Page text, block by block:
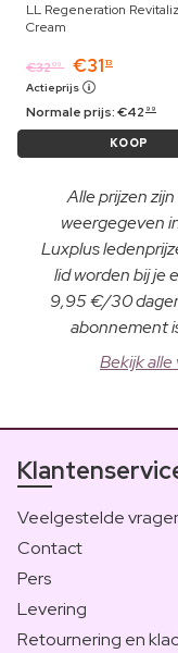
LL Regeneration
Cream
€3209 €31 13
Actieprijs
Normale prijs:€42 99
KOOP
Alle prijzen
weergegeven
Luxplus
lid worden bij je
9,95 €/30
abonnement
Bekijk
Veelgestelde
Contact
Pers
Levering
Retournering en